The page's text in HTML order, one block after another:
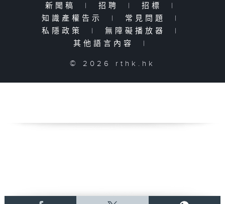
新聞稿 | 招聘 | 招標
|
知識產權告示
| 常見問題
|
私隱政策
| 無障礙播放器
|
其他語言內容
|
© 2026 rthk.hk